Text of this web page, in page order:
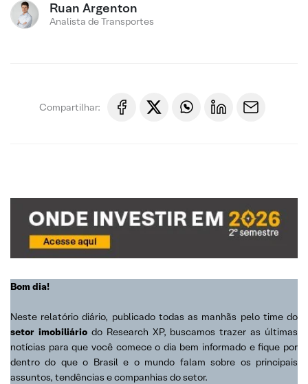
Ruan Argenton
Analista de Transportes
Compartilhar:
Bom dia!
Neste relatório diário, publicado todas as manhãs pelo time do
setor imobiliário do Research XP, buscamos trazer as últimas
notícias para que você comece o dia bem informado e fique por
dentro do que o Brasil e o mundo falam sobre os principais
assuntos, tendências e companhias do setor.